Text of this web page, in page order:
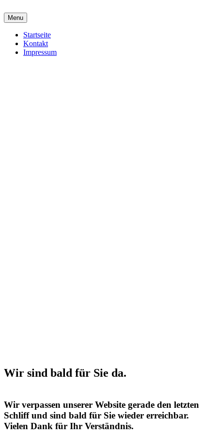
Menu
Startseite
Kontakt
Impressum
Wir sind bald für Sie da.
Wir verpassen unserer Website gerade den letzten
Schliff und sind bald für Sie wieder erreichbar.
Vielen Dank für Ihr Verständnis.